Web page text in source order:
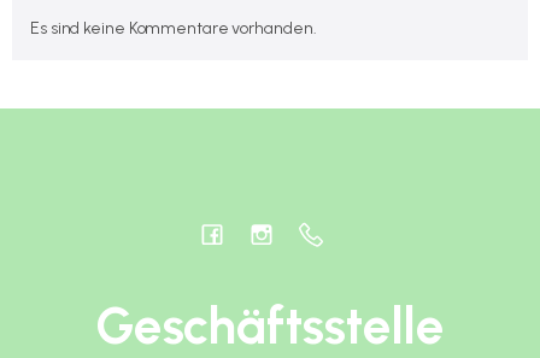
Es sind keine Kommentare vorhanden.
Geschäftsstelle